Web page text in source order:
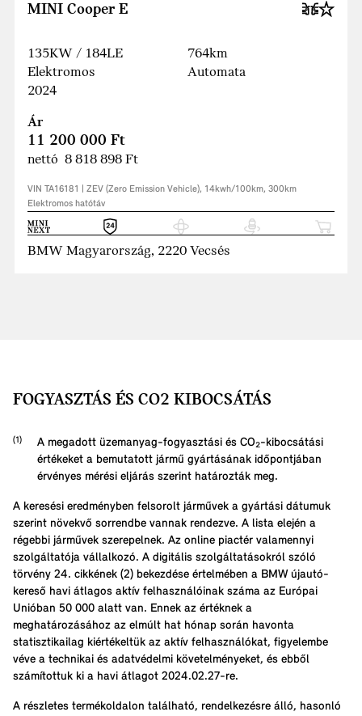
MINI Cooper E
135KW / 184LE
Elektromos
2024
764km
Automata
Ár
11 200 000 Ft
nettó 8 818 898 Ft
VIN TA16181 | ZEV (Zero Emission Vehicle), 14kwh/100km, 300km
Elektromos hatótáv
BMW Magyarország, 2220 Vecsés
FOGYASZTÁS ÉS CO2 KIBOCSÁTÁS
A megadott üzemanyag-fogyasztási és CO₂-kibocsátási
értékeket a bemutatott jármű gyártásának időpontjában
érvényes mérési eljárás szerint határozták meg.
A keresési eredményben felsorolt járművek a gyártási dátumuk
szerint növekvő sorrendbe vannak rendezve. A lista elején a
régebbi járművek szerepelnek. Az online piactér valamennyi
szolgáltatója vállalkozó. A digitális szolgáltatásokról szóló
törvény 24. cikkének (2) bekezdése értelmében a BMW újautó-
kereső havi átlagos aktív felhasználóinak száma az Európai
Unióban 50 000 alatt van. Ennek az értéknek a
meghatározásához az elmúlt hat hónap során havonta
statisztikailag kiértékeltük az aktív felhasználókat, figyelembe
véve a technikai és adatvédelmi követelményeket, és ebből
számítottuk ki a havi átlagot 2024.02.27-re.
A részletes termékoldalon található, rendelkezésre álló, hasonló